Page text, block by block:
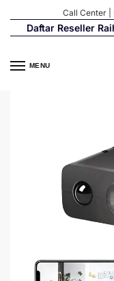
Call Center
Daftar Reseller
MENU